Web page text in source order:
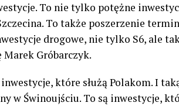
To nie tylko potężne
To także poszerzenie
drogowe, nie tylko S6, ale
Marek Gróbarczyk.
które służą Polakom. I
w Świnoujściu. To są inwestycje,